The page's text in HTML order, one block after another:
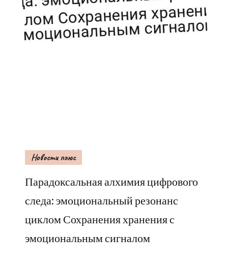
Новости плюс
Парадоксальная алхимия цифрового
следа: эмоциональный резонанс
циклом Сохранения хранения с
эмоциональным сигналом